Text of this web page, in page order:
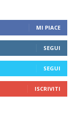
MI PIACE
SEGUI
SEGUI
ISCRIVITI